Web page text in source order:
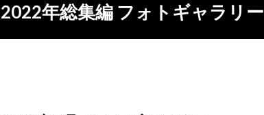
2022年総集編 フォトギャラリー